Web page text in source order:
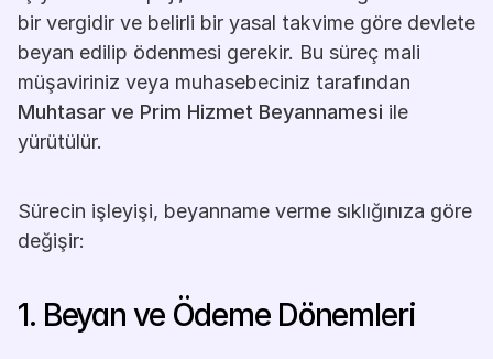
bir vergidir ve belirli bir yasal takvime göre devlete
beyan edilip ödenmesi gerekir. Bu süreç mali
Muhtasar ve Prim Hizmet Beyannamesi ile
yürütülür.
Sürecin işleyişi, beyanname verme sıklığınıza göre
değişir:
1. Beyan ve Ödeme Dönemleri